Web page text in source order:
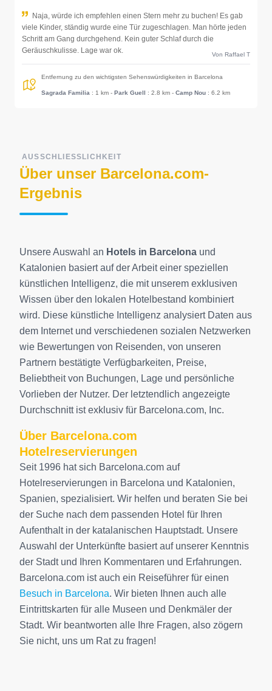
Naja, würde ich empfehlen einen Stern mehr zu buchen! Es gab
viele Kinder, ständig wurde eine Tür zugeschlagen. Man hörte jeden
Schritt am Gang durchgehend. Kein guter Schlaf durch die
Geräuschkulisse. Lage war ok.
Von Raffael T
Entfernung zu den wichtigsten Sehenswürdigkeiten in Barcelona
Sagrada Familia : 1 km - Park Guell : 2.8 km - Camp Nou : 6.2 km
AUSSCHLIESSLICHKEIT
Über unser Barcelona.com-
Ergebnis
Unsere Auswahl an Hotels in Barcelona und
Katalonien basiert auf der Arbeit einer speziellen
künstlichen Intelligenz, die mit unserem exklusiven
Wissen über den lokalen Hotelbestand kombiniert
wird. Diese künstliche Intelligenz analysiert Daten aus
dem Internet und verschiedenen sozialen Netzwerken
wie Bewertungen von Reisenden, von unseren
Partnern bestätigte Verfügbarkeiten, Preise,
Beliebtheit von Buchungen, Lage und persönliche
Vorlieben der Nutzer. Der letztendlich angezeigte
Durchschnitt ist exklusiv für Barcelona.com, Inc.
Über Barcelona.com
Hotelreservierungen
Seit 1996 hat sich Barcelona.com auf
Hotelreservierungen in Barcelona und Katalonien,
Spanien, spezialisiert. Wir helfen und beraten Sie bei
der Suche nach dem passenden Hotel für Ihren
Aufenthalt in der katalanischen Hauptstadt. Unsere
Auswahl der Unterkünfte basiert auf unserer Kenntnis
der Stadt und Ihren Kommentaren und Erfahrungen.
Barcelona.com ist auch ein Reiseführer für einen
Besuch in Barcelona. Wir bieten Ihnen auch alle
Eintrittskarten für alle Museen und Denkmäler der
Stadt. Wir beantworten alle Ihre Fragen, also zögern
Sie nicht, uns um Rat zu fragen!